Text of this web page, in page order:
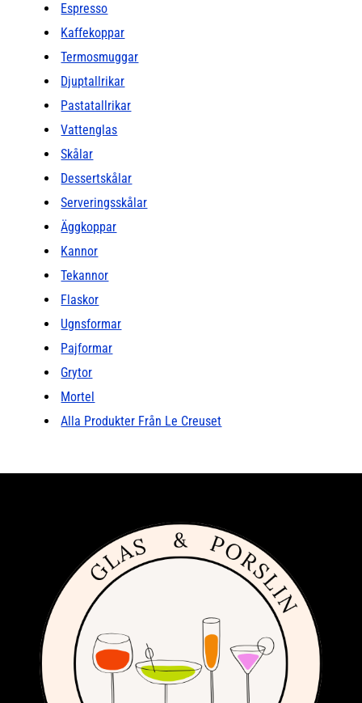
Espresso
Kaffekoppar
Termosmuggar
Djuptallrikar
Pastatallrikar
Vattenglas
Skålar
Dessertskålar
Serveringsskålar
Äggkoppar
Kannor
Tekannor
Flaskor
Ugnsformar
Pajformar
Grytor
Mortel
Alla Produkter Från Le Creuset